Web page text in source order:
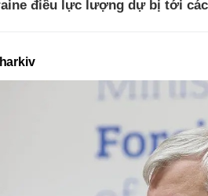
điều lực lượng dự bị tới